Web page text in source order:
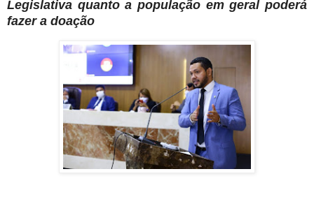
Legislativa quanto a população em geral poderá
fazer a doação